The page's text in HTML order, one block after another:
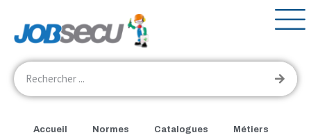
Accueil Normes Catalogues Métiers